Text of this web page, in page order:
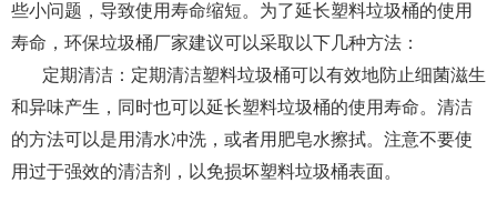
些小问题，导致使用寿命缩短。为了延长塑料垃圾桶的使用
寿命， 环保垃圾桶厂家建议可以采取以下几种方法：
定期清洁：定期清洁塑料垃圾桶可以有效地防止细菌滋生
和异味产生，同时也可以延长塑料垃圾桶的使用寿命。清洁
的方法可以是用清水冲洗，或者用肥皂水擦拭。注意不要使
用过于强效的清洁剂，以免损坏塑料垃圾桶表面。